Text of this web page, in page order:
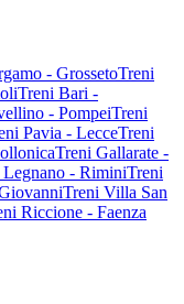
- GrossetoTreni
Treni Bari -
- PompeiTreni
Pavia - LecceTreni
Treni Gallarate -
Legnano - RiminiTreni
Treni Villa San
Riccione - Faenza